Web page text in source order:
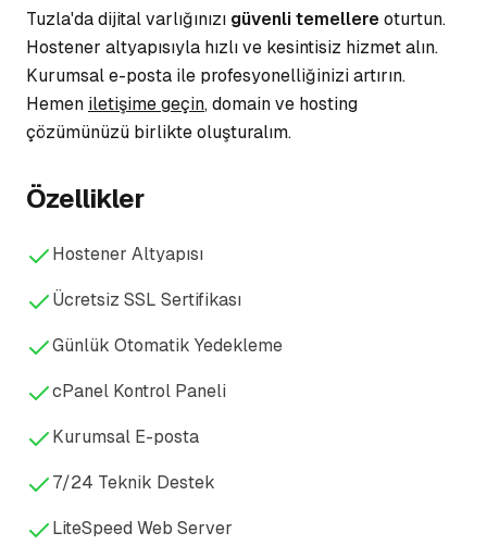
Tuzla'da dijital varlığınızı güvenli temellereoturtun.
Hostener altyapısıyla hızlı ve kesintisiz hizmet alın.
Kurumsal e-posta ile profesyonelliğinizi artırın.
Hemen iletişime geçin, domain ve hosting
çözümünüzü birlikte oluşturalım.
Özellikler
Hostener Altyapısı
Ücretsiz SSL Sertifikası
Günlük Otomatik Yedekleme
cPanel Kontrol Paneli
Kurumsal E-posta
7/24 Teknik Destek
LiteSpeed Web Server